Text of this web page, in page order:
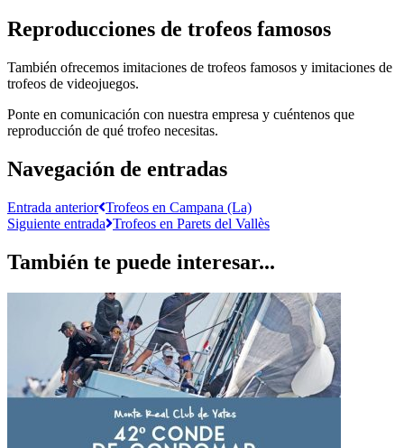
Reproducciones de trofeos famosos
También ofrecemos imitaciones de trofeos famosos y imitaciones de
trofeos de videojuegos.
Ponte en comunicación con nuestra empresa y cuéntenos que
reproducción de qué trofeo necesitas.
Navegación de entradas
Entrada anterior Trofeos en Campana (La)
Siguiente entrada Trofeos en Parets del Vallès
También te puede interesar...